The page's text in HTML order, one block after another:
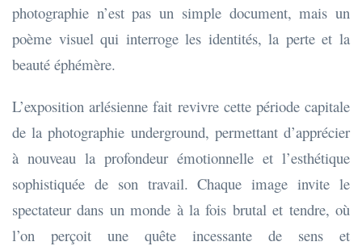
photographie n’est pas un simple document, mais un
poème visuel qui interroge les identités, la perte et la
beauté éphémère.
L’exposition arlésienne fait revivre cette période capitale
de la photographie underground, permettant d’apprécier
à nouveau la profondeur émotionnelle et l’esthétique
sophistiquée de son travail. Chaque image invite le
spectateur dans un monde à la fois brutal et tendre, où
l’on perçoit une quête incessante de sens et